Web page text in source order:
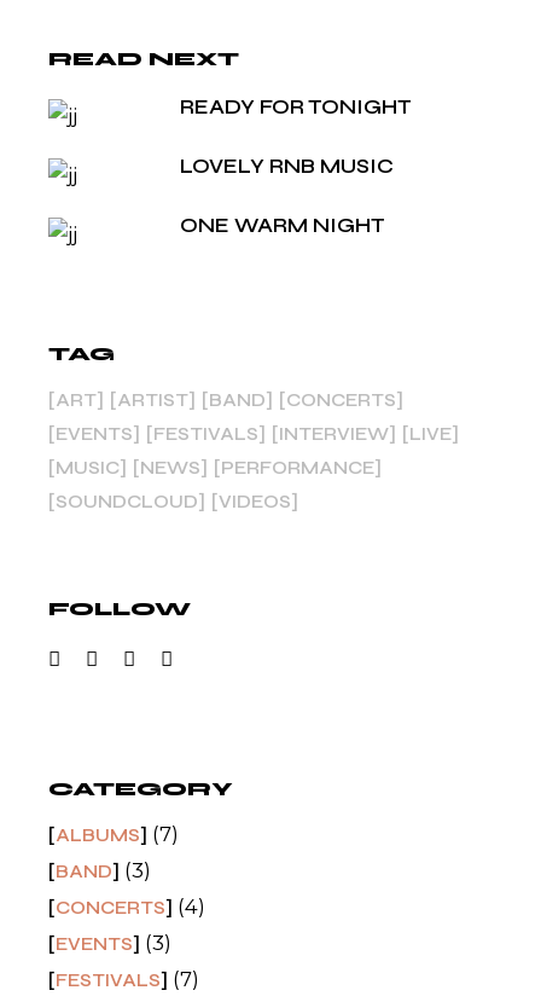
READ NEXT
READY FOR TONIGHT
LOVELY RNB MUSIC
ONE WARM NIGHT
TAG
ART ARTIST BAND
CONCERTS
EVENTS
FESTIVALS INTERVIEW
LIVE
MUSIC
NEWS
PERFORMANCE
SOUNDCLOUD
VIDEOS
FOLLOW
CATEGORY
ALBUMS (7)
BAND (3)
CONCERTS (4)
EVENTS (3)
FESTIVALS (7)